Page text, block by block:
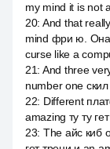
my mind it is not
20: And that
mind фри ю. Она
curse like a
21: And three
number one
22: Different
amazing ту ту
23: The айс киб